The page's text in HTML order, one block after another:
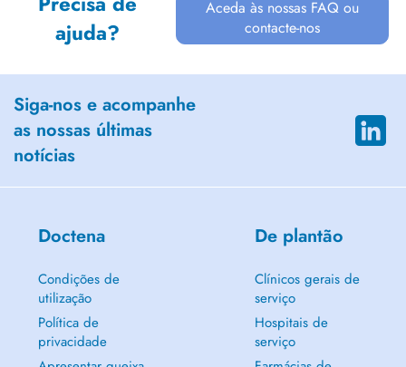
ajuda?
Aceda às nossas FAQ ou
contacte-nos
Siga-nos e acompanhe
as nossas últimas
notícias
Doctena
Condições de
utilização
Política de
privacidade
De plantão
Clínicos gerais de
serviço
Hospitais de
serviço